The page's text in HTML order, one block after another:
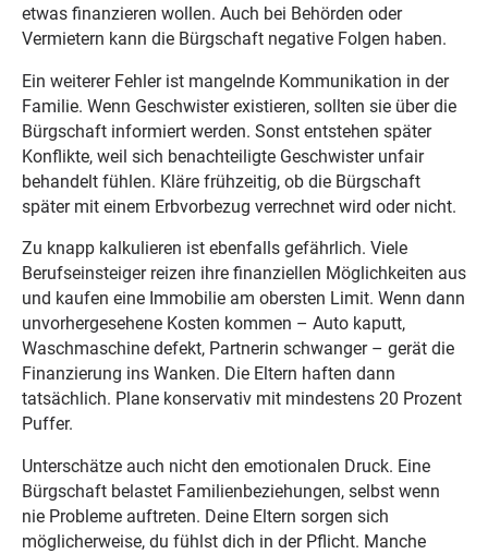
etwas finanzieren wollen. Auch bei Behörden oder
Vermietern kann die Bürgschaft negative Folgen haben.
Ein weiterer Fehler ist mangelnde Kommunikation in der
Familie. Wenn Geschwister existieren, sollten sie über die
Bürgschaft informiert werden. Sonst entstehen später
Konflikte, weil sich benachteiligte Geschwister unfair
behandelt fühlen. Kläre frühzeitig, ob die Bürgschaft
später mit einem Erbvorbezug verrechnet wird oder nicht.
Zu knapp kalkulieren ist ebenfalls gefährlich. Viele
Berufseinsteiger reizen ihre finanziellen Möglichkeiten aus
und kaufen eine Immobilie am obersten Limit. Wenn dann
unvorhergesehene Kosten kommen – Auto kaputt,
Waschmaschine defekt, Partnerin schwanger – gerät die
Finanzierung ins Wanken. Die Eltern haften dann
tatsächlich. Plane konservativ mit mindestens 20 Prozent
Puffer.
Unterschätze auch nicht den emotionalen Druck. Eine
Bürgschaft belastet Familienbeziehungen, selbst wenn
nie Probleme auftreten. Deine Eltern sorgen sich
möglicherweise, du fühlst dich in der Pflicht. Manche